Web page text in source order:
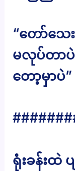
“တော်သေ
မလုပ်တာ
တော့မှာပဲ”
ရုံးခန်းထဲ